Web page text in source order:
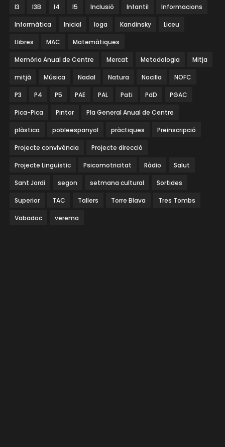
I3 I3B I4 I5 Inclusió Infantil Informacions
Informàtica Inicial Ioga Kandinsky Liceu
Llibres MAC Matemàtiques
Memòria Anual de Centre Mercat Metodologia Mitja
mitjà Música Nadal Natura Nocilla NOFC
P3 P4 P5 PAE PAL Pati PdD PGAC
Pica-Pica Pintor Pla General Anual de Centre
plàstica pobleespanyol pràctiques Preinscripció
Projecte convivència Projecte direcció
Projecte Lingüístic Psicomotricitat Ràdio Salut
Sant Jordi segon setmana cultural Sortides
Superior TAC Tallers Torre Blava Tres Tombs
Vabadoc verema